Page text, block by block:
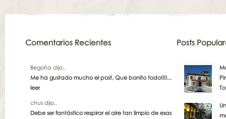
Comentarios Recientes
Begoña dijo..
Me ha gustado mucho el post, Que bonito todo!!!!...
leer
chus dijo..
Debe ser fantástico respirar el aire tan limpio de esas
Posts